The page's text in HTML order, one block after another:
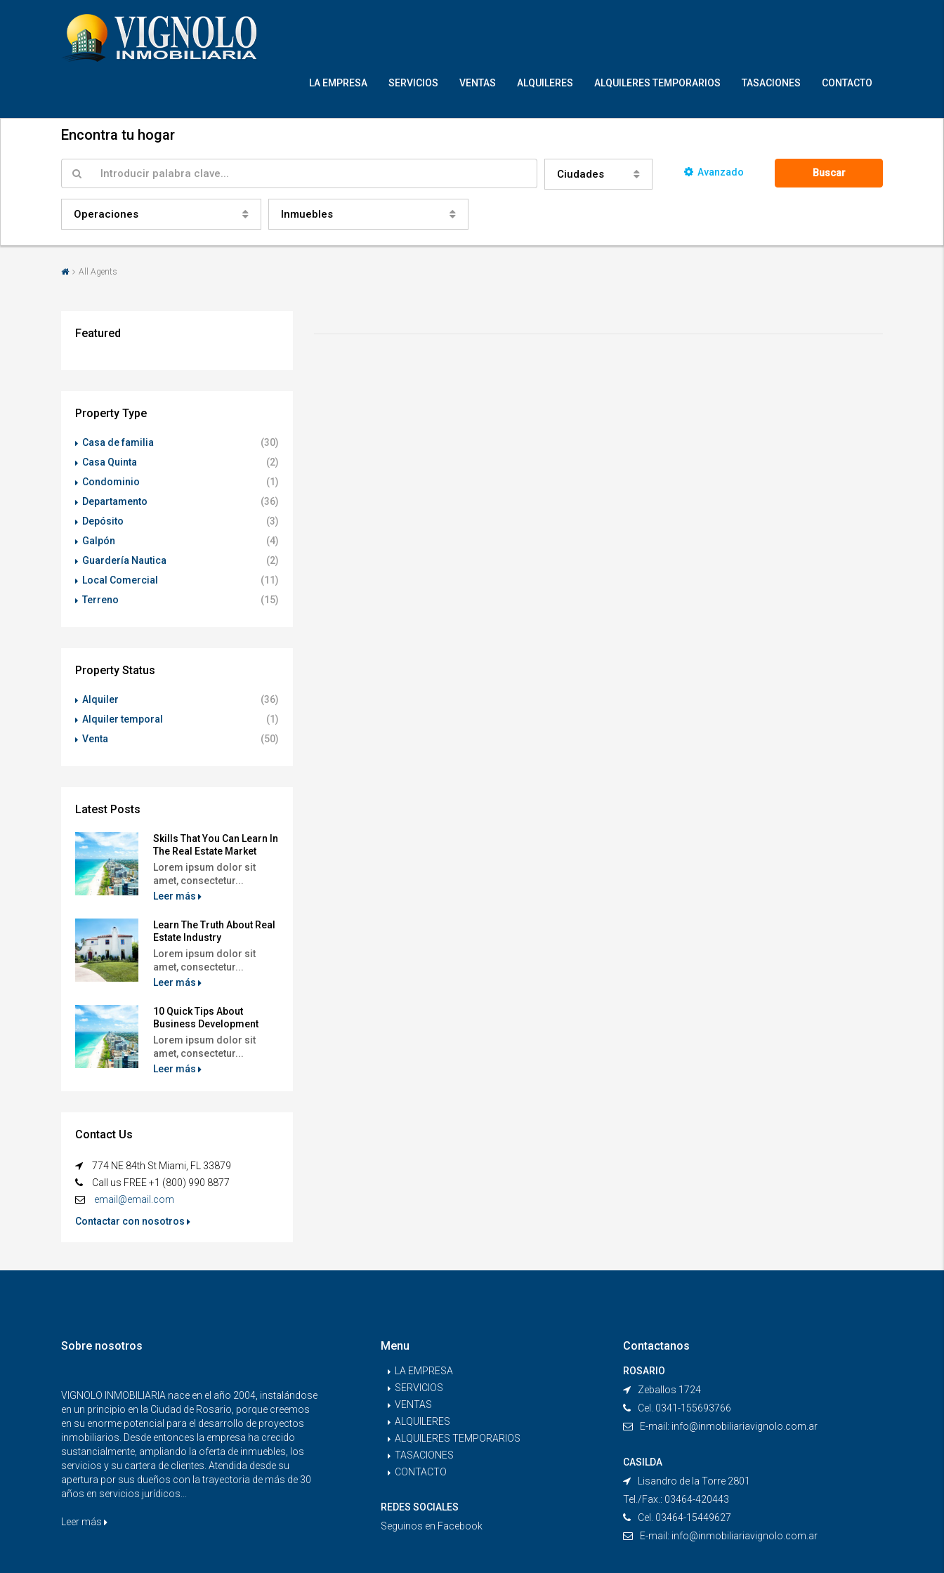
LA EMPRESA SERVICIOS VENTAS ALQUILERES ALQUILERES TEMPORARIOS TASACIONES CONTACTO
Encontra tu hogar
Ciudades Avanzado Buscar
Operaciones Inmuebles
All Agents
Featured
Property Type
Casa de familia
(30)
Casa Quinta
(2)
Condominio
(1)
Departamento
(36)
Depósito
(3)
Galpón
(4)
Guardería Nautica
(2)
Local Comercial
(11)
Terreno
(15)
Property Status
Alquiler
(36)
Alquiler temporal
(1)
Venta
(50)
Latest Posts
Skills That You Can Learn In
The Real Estate Market
Lorem ipsum dolor sit
amet, consectetur...
Leer más
Learn The Truth About Real
Estate Industry
Lorem ipsum dolor sit
amet, consectetur...
Leer más
10 Quick Tips About
Business Development
Lorem ipsum dolor sit
amet, consectetur...
Leer más
Contact Us
774 NE 84th St Miami, FL 33879
Call us FREE +1 (800) 990 8877
email@email.com
Contactar con nosotros
Sobre nosotros
VIGNOLO INMOBILIARIA nace en el año 2004, instalándose
en un principio en la Ciudad de Rosario, porque creemos
en su enorme potencial para el desarrollo de proyectos
inmobiliarios. Desde entonces la empresa ha crecido
sustancialmente, ampliando la oferta de inmuebles, los
servicios y su cartera de clientes. Atendida desde su
apertura por sus dueños con la trayectoria de más de 30
años en servicios jurídicos...
Leer más
Menu
LA EMPRESA
SERVICIOS
VENTAS
ALQUILERES
ALQUILERES TEMPORARIOS
TASACIONES
CONTACTO
REDES SOCIALES
Seguinos en Facebook
Contactanos
ROSARIO
Zeballos 1724
Cel. 0341-155693766
E-mail: info@inmobiliariavignolo.com.ar
CASILDA
Lisandro de la Torre 2801
Tel./Fax.: 03464-420443
Cel. 03464-15449627
E-mail: info@inmobiliariavignolo.com.ar